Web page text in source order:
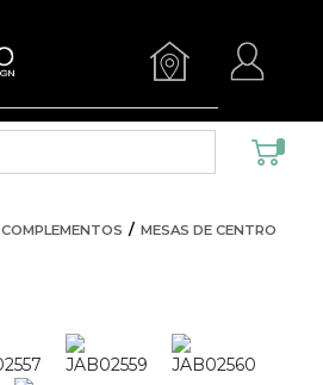
COMPLEMENTOS MESAS DE CENTRO